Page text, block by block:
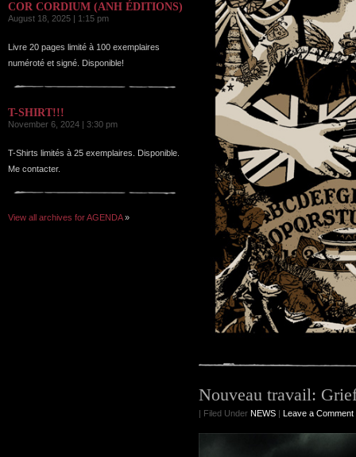
COR CORDIUM (ANH ÉDITIONS)
August 18, 2025 | 1:15 pm
Livre 20 pages limité à 100 exemplaires
numéroté et signé. Disponible!
T-SHIRT!!!
November 6, 2024 | 3:30 pm
T-Shirts limités à 25 exemplaires. Disponible.
Me contacter.
View all archives for AGENDA»
Nouveau travail:
| Filed Under NEWS | Leave a Comment